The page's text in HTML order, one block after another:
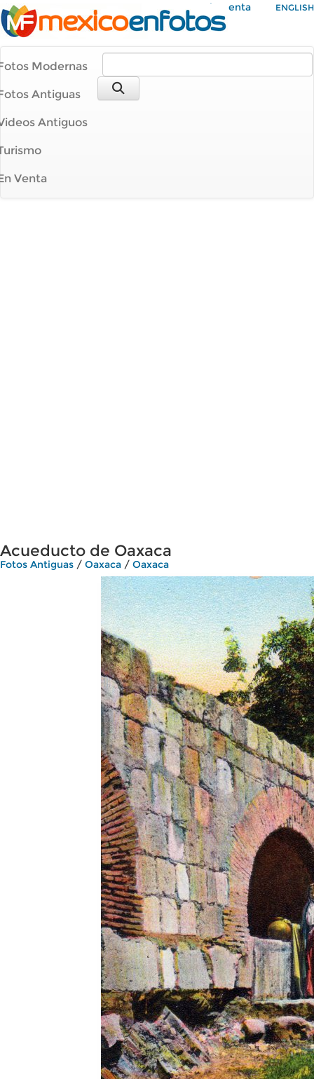
Mi Cuenta ENGLISH
Modernas
Antiguas
Antiguos
Venta
Acueducto de Oaxaca
Fotos Antiguas / Oaxaca / Oaxaca